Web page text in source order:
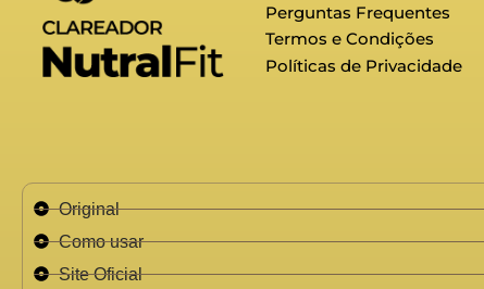
Perguntas Frequentes
Termos e Condições
Políticas de Privacidade
Original
Como usar
Site Oficial